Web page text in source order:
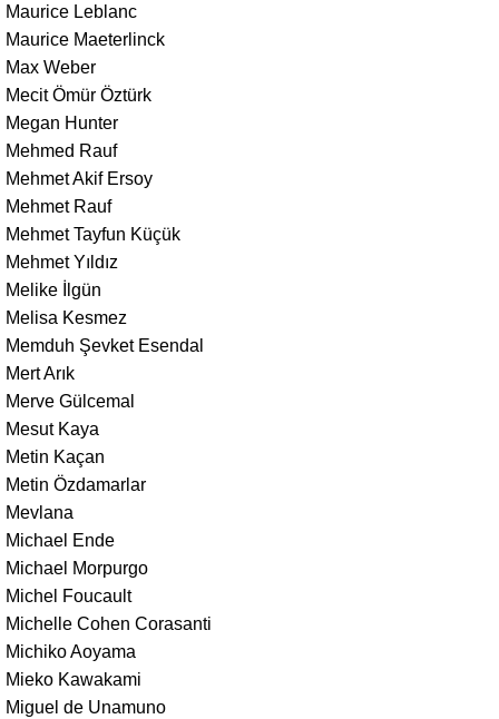
Maurice Leblanc
Maurice Maeterlinck
Max Weber
Mecit Ömür Öztürk
Megan Hunter
Mehmed Rauf
Mehmet Akif Ersoy
Mehmet Rauf
Mehmet Tayfun Küçük
Mehmet Yıldız
Melike İlgün
Melisa Kesmez
Memduh Şevket Esendal
Mert Arık
Merve Gülcemal
Mesut Kaya
Metin Kaçan
Metin Özdamarlar
Mevlana
Michael Ende
Michael Morpurgo
Michel Foucault
Michelle Cohen Corasanti
Michiko Aoyama
Mieko Kawakami
Miguel de Unamuno